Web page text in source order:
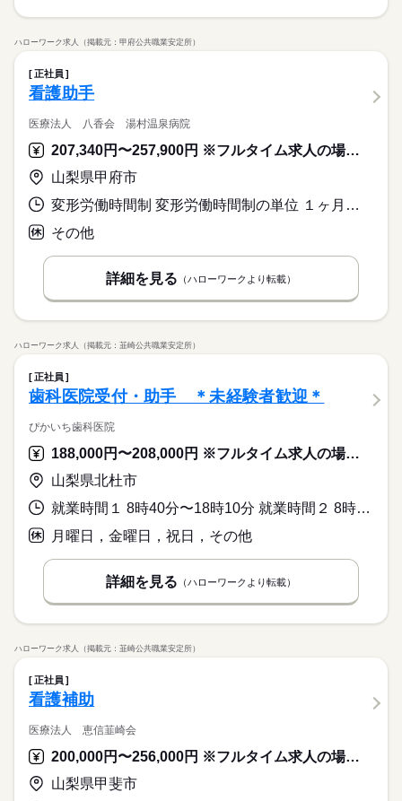
ハローワーク求人（掲載元：甲府公共職業安定所）
正社員
看護助手
医療法人 八香会 湯村温泉病院
207,340円〜257,900円 ※フルタイム求人の場合は月額（換算額）、パート求人の場合は時間額を表示しています。
山梨県甲府市
変形労働時間制 変形労働時間制の単位 １ヶ月単位 就業時間１ 8時30分〜17時30分 就業時間２ 16時30分〜8時30分 就業時間３ 7時15分〜16時15分 就業時間に関する特記事項 （４）１０：３０～１９：３０
その他
詳細を見る （ハローワークより転載）
ハローワーク求人（掲載元：韮崎公共職業安定所）
正社員
歯科医院受付・助手 ＊未経験者歓迎＊
ぴかいち歯科医院
188,000円〜208,000円 ※フルタイム求人の場合は月額（換算額）、パート求人の場合は時間額を表示しています。
山梨県北杜市
就業時間１ 8時40分〜18時10分 就業時間２ 8時40分〜16時30分 就業時間３ 8時40分〜13時30分 就業時間に関する特記事項 （１）火・水・木曜日
月曜日，金曜日，祝日，その他
詳細を見る （ハローワークより転載）
ハローワーク求人（掲載元：韮崎公共職業安定所）
正社員
看護補助
医療法人 恵信韮崎会
200,000円〜256,000円 ※フルタイム求人の場合は月額（換算額）、パート求人の場合は時間額を表示しています。
山梨県甲斐市